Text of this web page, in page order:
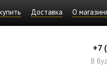
Доставка О
+7
В